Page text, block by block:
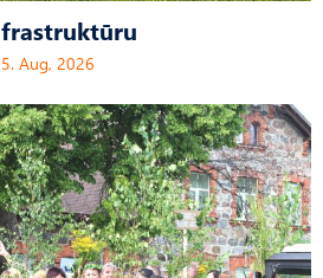
Aug, 2026